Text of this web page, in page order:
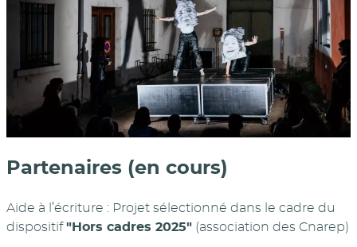
Partenaires (en cours)
Aide à l’écriture : Projet sélectionné dans le cadre du
dispositif"Hors cadres 2025" (association des Cnarep)